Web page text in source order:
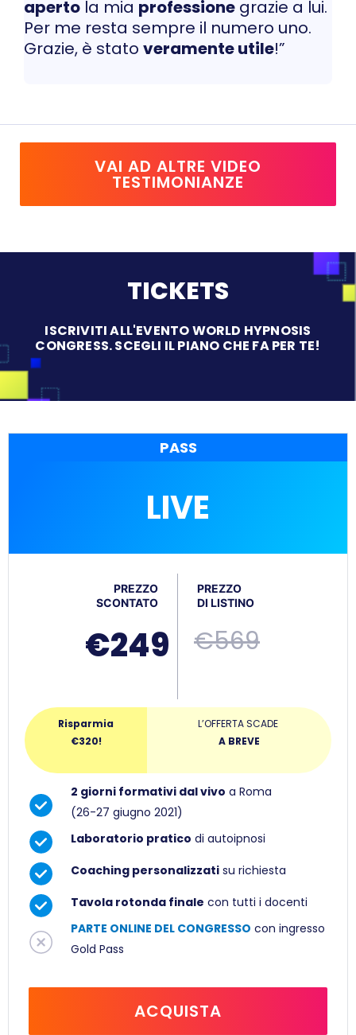
aperto la mia professione grazie a lui.
Per me resta sempre il numero uno.
Grazie, è stato veramente utile!”
VAI AD ALTRE VIDEO
TESTIMONIANZE
TICKETS
ISCRIVITI ALL'EVENTO WORLD HYPNOSIS
CONGRESS. SCEGLI IL PIANO CHE FA PER TE!
PASS
LIVE
PREZZO
SCONTATO
€249
PREZZO
DI LISTINO
€569
Risparmia
€320!
L’OFFERTA SCADE
A BREVE
2 giorni formativi dal vivo a Roma
(26-27 giugno 2021)
Laboratorio pratico di autoipnosi
Coaching personalizzatisu richiesta
Tavola rotonda finale con tutti i docenti
PARTE ONLINE DEL CONGRESSO con ingresso
Gold Pass
ACQUISTA